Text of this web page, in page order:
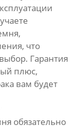
что
Гарантия
плюс,
вам будет
обязательно